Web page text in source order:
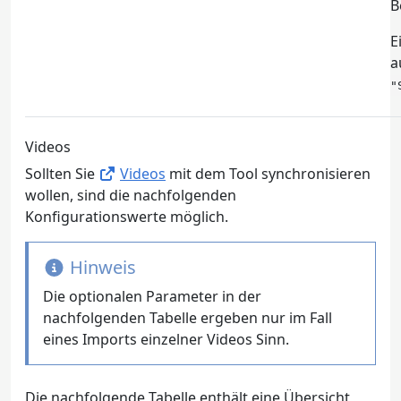
Videos
Sollten Sie
Videos mit dem Tool synchronisieren
wollen, sind die nachfolgenden
Konfigurationswerte möglich.
Hinweis
Die optionalen Parameter in der
nachfolgenden Tabelle ergeben nur im Fall
eines Imports einzelner Videos Sinn.